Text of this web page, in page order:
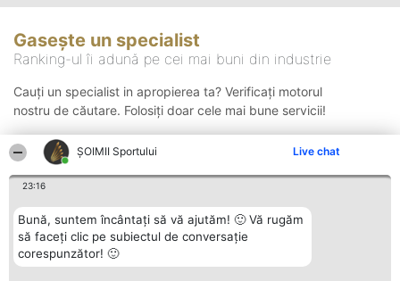
ȘOIMII Sportului Live chat
23:16
Bună, suntem încântați să vă ajutăm! 🙂 Vă rugăm
să faceți clic pe subiectul de conversație
corespunzător! 🙂
Gasește un specialist
Ranking-ul îi adună pe cei mai buni din industrie
Cauți un specialist in apropierea ta? Verificați motorul
nostru de căutare. Folosiți doar cele mai bune servicii!